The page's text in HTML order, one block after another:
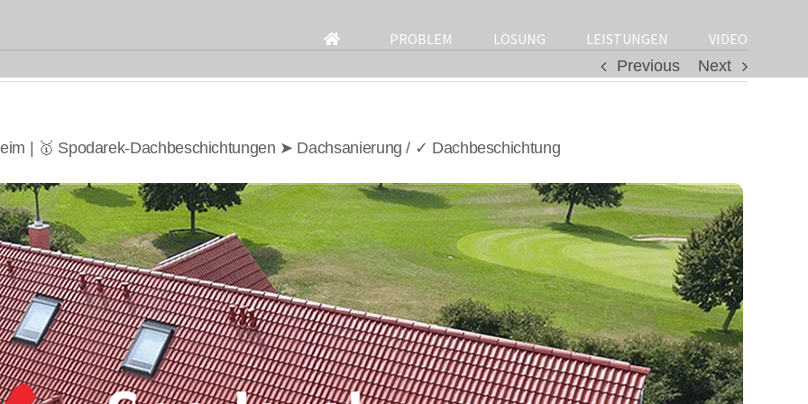
for:
PROBLEM LÖSUNG LEISTUNGEN
VIDEO
Previous
Next
| 🥇 Spodarek-Dachbeschichtungen ➤ Dachsanierung / ✓ Dachbeschichtung